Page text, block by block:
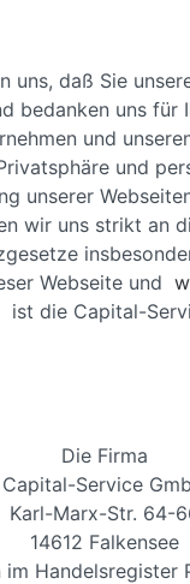
uns, daß Sie
bedanken uns für
und
und
unserer
wir uns strikt an
Webseite und
ist die Capital-
Die Firma
Capital-Service
Karl-Marx-Str. 64-
14612 Falkensee
im Handelsregister